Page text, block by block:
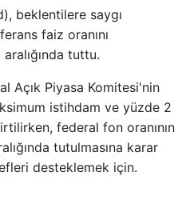
beklentilere saygı
faiz oranını
tuttu.
Açık Piyasa Komitesi'nin
istihdam ve yüzde 2
federal fon oranının
tutulmasına karar
desteklemek için.